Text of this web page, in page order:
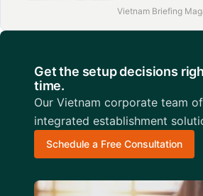
Vietnam Briefing
Get the setup decisions
time.
Our Vietnam corporate team
integrated establishment
Schedule a Free Consultation